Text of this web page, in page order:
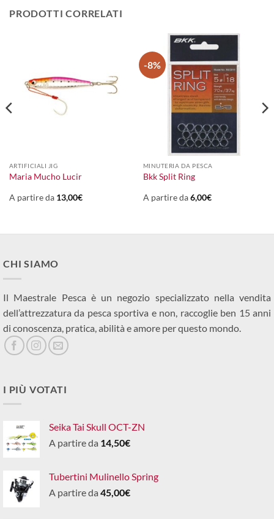
PRODOTTI CORRELATI
ARTIFICIALI JIG
Maria Mucho Lucir
A partire da 13,00€
-8%
MINUTERIA DA PESCA
Bkk Split Ring
A partire da6,00€
CHI SIAMO
Il Maestrale Pesca è un negozio specializzato nella vendita
dell’attrezzatura da pesca sportiva e non, raccoglie ben 15 anni
di conoscenza, pratica, abilità e amore per questo mondo.
I PIÙ VOTATI
Seika Tai Skull OCT-ZN
A partire da 14,50€
Tubertini Mulinello Spring
A partire da 45,00€